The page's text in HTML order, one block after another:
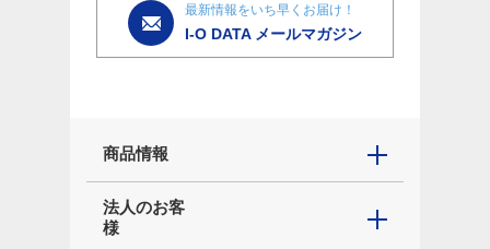
最新情報をいち早くお届け！
I-O DATA メールマガジン
商品情報
法人のお客
様